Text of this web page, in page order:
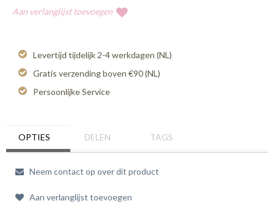
Aan verlanglijst toevoegen
Levertijd tijdelijk 2-4 werkdagen (NL)
Gratis verzending boven €90 (NL)
Persoonlijke Service
OPTIES DELEN TAGS
Neem contact op over dit product
Aan verlanglijst toevoegen